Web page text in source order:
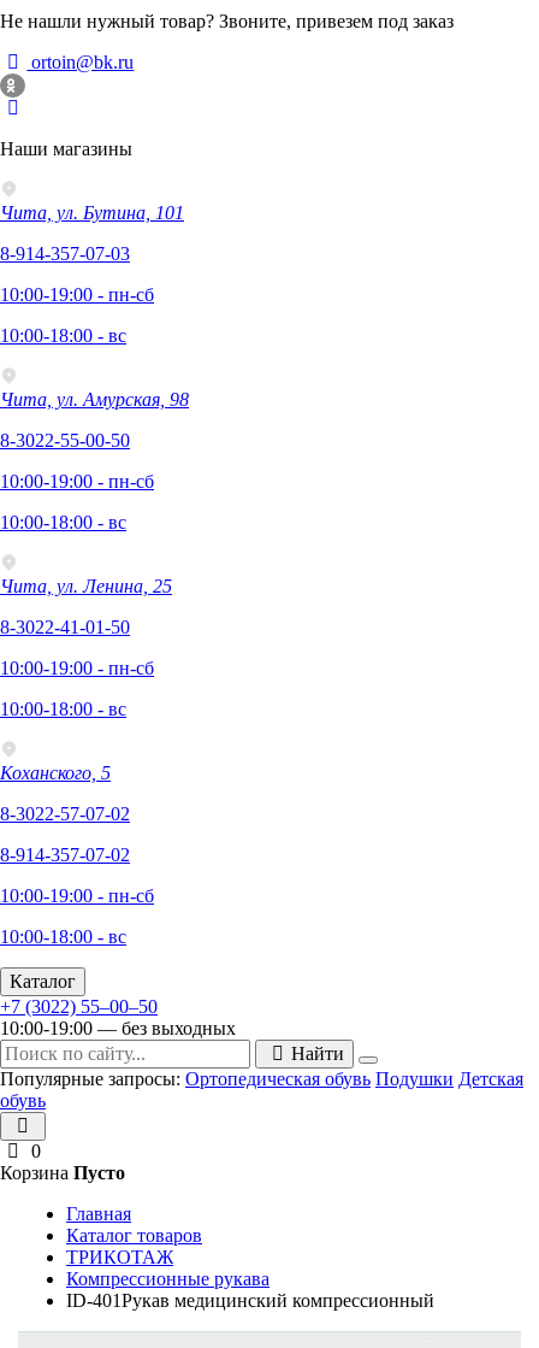
Не нашли нужный товар? Звоните, привезем под заказ
ortoin@bk.ru
Наши магазины
Чита, ул. Бутина, 101
8-914-357-07-03
10:00-19:00 - пн-сб
10:00-18:00 - вс
Чита, ул. Амурская, 98
8-3022-55-00-50
10:00-19:00 - пн-сб
10:00-18:00 - вс
Чита, ул. Ленина, 25
8-3022-41-01-50
10:00-19:00 - пн-сб
10:00-18:00 - вс
Коханского, 5
8-3022-57-07-02
8-914-357-07-02
10:00-19:00 - пн-сб
10:00-18:00 - вс
Каталог
+7 (3022) 55‒00‒50
10:00-19:00 — без выходных
Найти
Популярные запросы: Ортопедическая обувь Подушки Детская
обувь
0
Корзина Пусто
Главная
Каталог товаров
ТРИКОТАЖ
Компрессионные рукава
ID-401Рукав медицинский компрессионный